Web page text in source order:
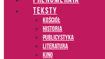
TEKSTY
Kościół
Historia
Publicystyka
Literatura
Kino